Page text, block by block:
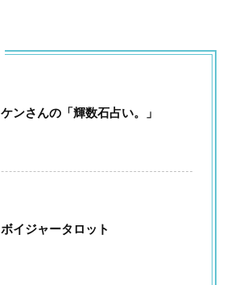
ケンさんの「輝数石占い。」
ボイジャータロット